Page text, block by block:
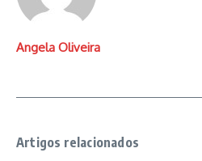
Angela Oliveira
Artigos relacionados